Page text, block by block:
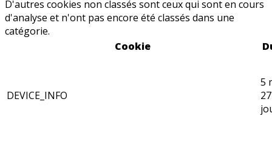
D'autres cookies non classés sont ceux qui sont en cours
d'analyse et n'ont pas encore été classés dans une
catégorie.
Cookie
DEVICE_INFO
5
27